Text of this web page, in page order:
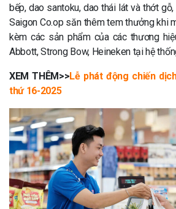
bếp, dao santoku, dao thái lát và thớt
Saigon Co.op săn thêm tem thưởng khi
kèm các sản phẩm của các thương
Abbott, Strong Bow, Heineken tại hệ
XEM THÊM>>Lễ phát động chiến
thứ 16-2025